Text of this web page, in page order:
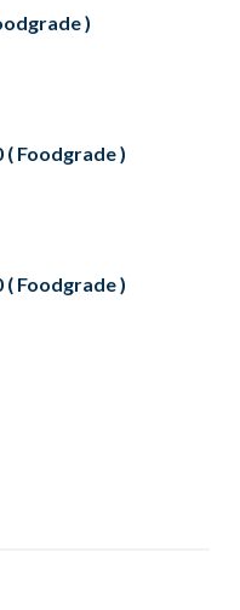
)
( Foodgrade )
( Foodgrade )